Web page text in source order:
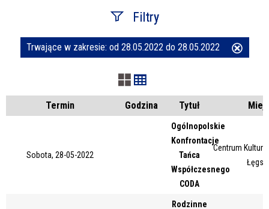
Filtry
Szukana fraza
Kategoria
Trwające w zakresie: od 28.05.2022 do 28.05.2022
Termin Godzina Tytuł
Sobota, 28-05-2022
Ogólnopolskie
Konfrontacje
Tańca
Współczesnego
CODA
Centrum Kultury
Rodzinne